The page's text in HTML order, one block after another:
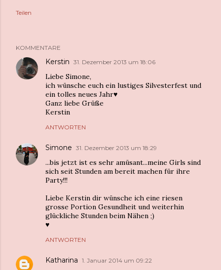
Teilen
KOMMENTARE
Kerstin 31. Dezember 2013 um 18:06
Liebe Simone,
ich wünsche euch ein lustiges Silvesterfest und
ein tolles neues Jahr♥
Ganz liebe Grüße
Kerstin
ANTWORTEN
Simone 31. Dezember 2013 um 18:29
...bis jetzt ist es sehr amüsant...meine Girls sind
sich seit Stunden am bereit machen für ihre
Party!!!
Liebe Kerstin dir wünsche ich eine riesen
grosse Portion Gesundheit und weiterhin
glückliche Stunden beim Nähen ;)
♥︎
ANTWORTEN
Katharina 1. Januar 2014 um 09:22